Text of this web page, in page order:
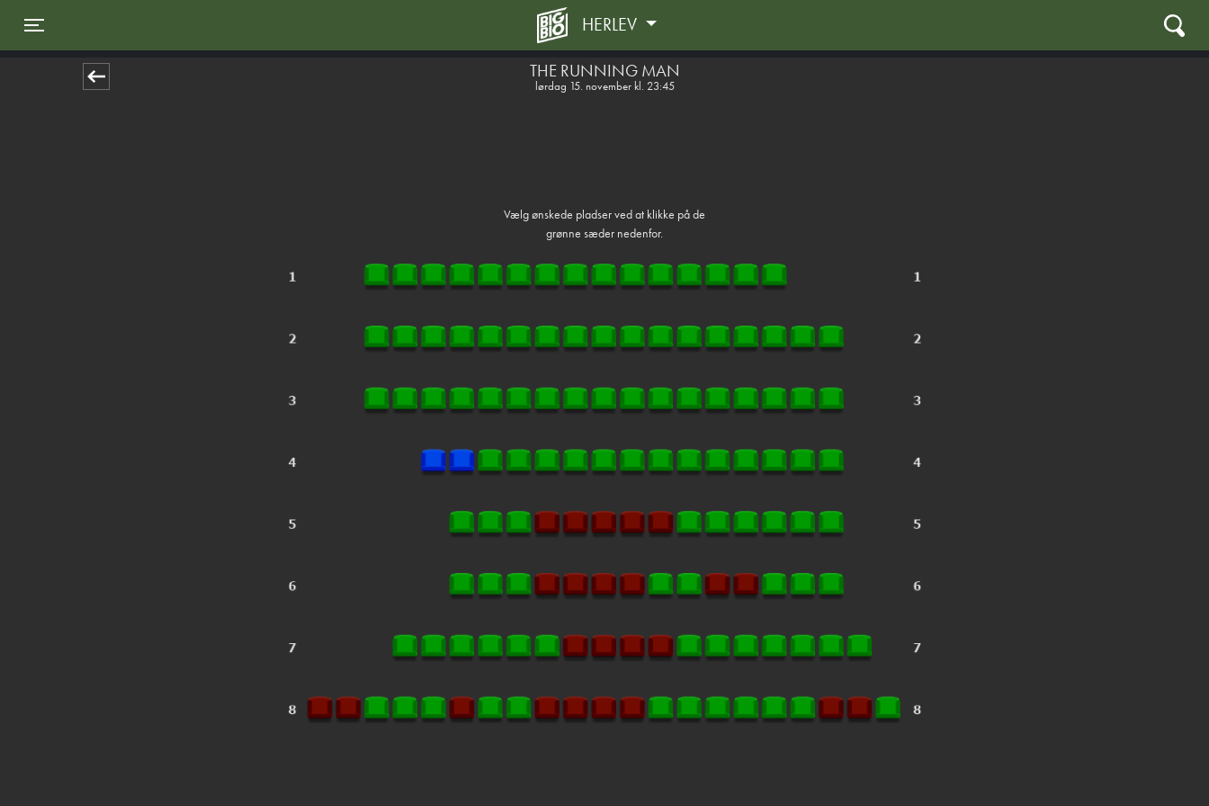
HERLEV
THE RUNNING MAN
lørdag 15. november kl. 23:45
Vælg ønskede pladser ved at klikke på de
grønne sæder nedenfor.
front05-temp 104436